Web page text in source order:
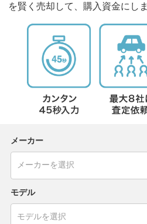
を賢く売却して、購入資金にし
メーカー
モデル